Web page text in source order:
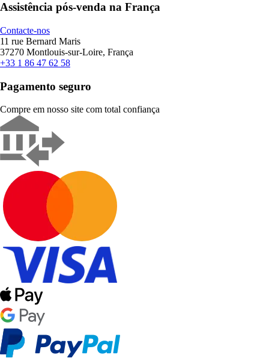
Assistência pós-venda na França
Contacte-nos
11 rue Bernard Maris
37270 Montlouis-sur-Loire, França
+33 1 86 47 62 58
Pagamento seguro
Compre em nosso site com total confiança